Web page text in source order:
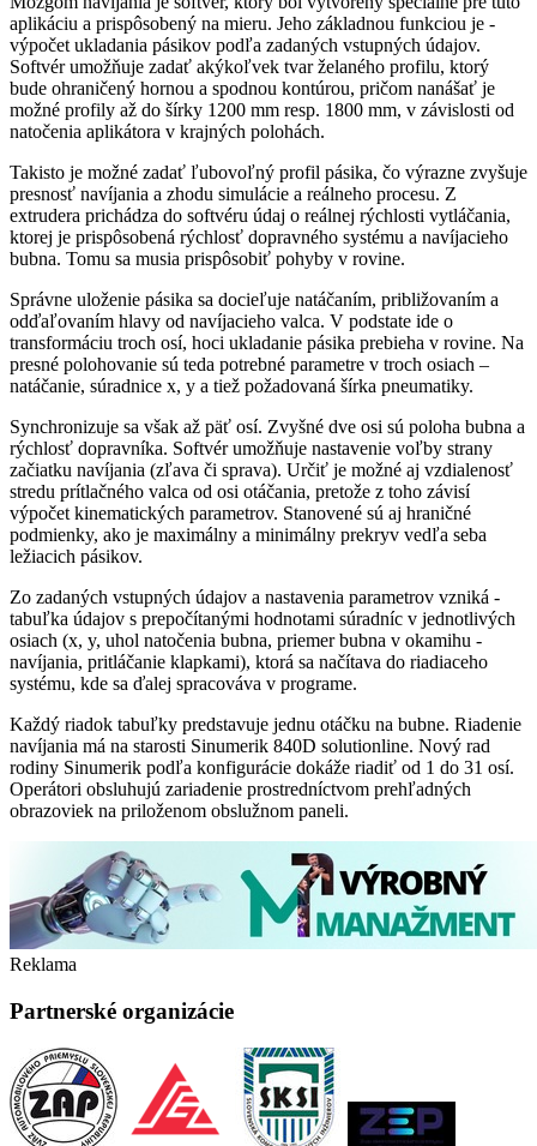
aplikáciu a prispôsobený na mieru. Jeho základnou funkciou je ­
výpočet ukladania pásikov podľa zadaných vstupných údajov.
Softvér umožňuje zadať akýkoľvek tvar želaného profilu, ktorý
bude ohraničený hornou a spodnou kontúrou, pričom nanášať je
možné profily až do šírky 1200 mm resp. 1800 mm, v závislosti od
natočenia aplikátora v krajných polohách.
Takisto je možné zadať ľubovoľný profil pásika, čo výrazne zvyšuje
presnosť navíjania a zhodu simulácie a reálneho procesu. Z
extrudera prichádza do softvéru údaj o reálnej rýchlosti vytláčania,
ktorej je prispôsobená rýchlosť dopravného systému a navíjacieho
bubna. Tomu sa musia prispôsobiť pohyby v rovine.
Správne uloženie pásika sa docieľuje natáčaním, približovaním a
odďaľovaním hlavy od navíjacieho valca. V podstate ide o
transformáciu troch osí, hoci ukladanie pásika prebieha v rovine. Na
presné polohovanie sú teda potrebné parametre v troch osiach –
natáčanie, súradnice x, y a tiež požadovaná šírka pneumatiky.
Synchronizuje sa však až päť osí. Zvyšné dve osi sú poloha bubna a
rýchlosť dopravníka. Softvér umožňuje nastavenie voľby strany
začiatku navíjania (zľava či sprava). Určiť je možné aj vzdialenosť
stredu prítlačného valca od osi otáčania, pretože z toho závisí
výpočet kinematických ­parametrov. Stanovené sú aj hraničné
podmienky, ako je maximálny a minimálny prekryv vedľa seba
ležiacich pásikov.
Zo zadaných vstupných údajov a nastavenia parametrov vzniká ­
tabuľka údajov s prepočítanými hodnotami súradníc v jednotlivých
osiach (x, y, uhol natočenia bubna, priemer bubna v okamihu ­
navíjania, pritláčanie klapkami), ktorá sa načítava do riadiaceho
systému, kde sa ďalej spracováva v programe.
Každý riadok ­tabuľky predstavuje jednu otáčku na bubne. Riadenie
navíjania má na starosti Sinumerik 840D solutionline. Nový rad
rodiny Sinumerik podľa konfigurácie dokáže riadiť od 1 do 31 osí.
Operátori obsluhujú zariadenie prostredníctvom prehľadných
obrazoviek na priloženom obslužnom paneli.
Reklama
Partnerské organizácie